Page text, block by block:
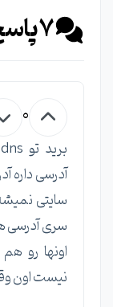
7
0
آدرسی داره
نیست اون